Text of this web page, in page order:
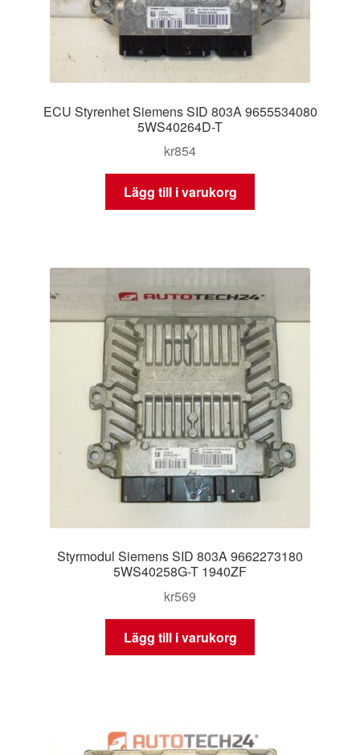
ECU Styrenhet Siemens SID 803A 9655534080
5WS40264D-T
kr854
Lägg till i varukorg
Styrmodul Siemens SID 803A 9662273180
5WS40258G-T 1940ZF
kr569
Lägg till i varukorg